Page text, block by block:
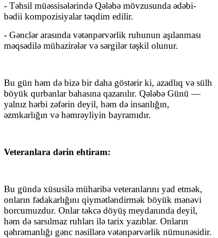
- Təhsil müəssisələrində Qələbə mövzusunda ədəbi-
bədii kompozisiyalar təqdim edilir.
- Gənclər arasında vətənpərvərlik ruhunun aşılanması
məqsədilə mühazirələr və sərgilər təşkil olunur.
Bu gün həm də bizə bir daha göstərir ki, azadlıq və sülh
böyük qurbanlar bahasına qazanılır. Qələbə Günü —
yalnız hərbi zəfərin deyil, həm də insanlığın,
əzmkarlığın və həmrəyliyin bayramıdır.
Veteranlara dərin ehtiram:
Bu gündə xüsusilə müharibə veteranlarını yad etmək,
onların fədakarlığını qiymətləndirmək böyük mənəvi
borcumuzdur. Onlar təkcə döyüş meydanında deyil,
həm də sarsılmaz ruhları ilə tarix yazıblar. Onların
qəhrəmanlığı gənc nəsillərə vətənpərvərlik nümunəsidir.